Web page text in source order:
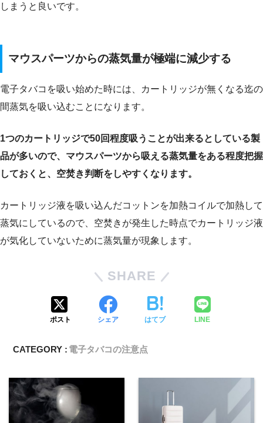
しまうと良いです。
マウスパーツからの蒸気量が極端に減少する
電子タバコを吸い始めた時には、カートリッジが無くなる迄の
間蒸気を吸い込むことになります。
1つのカートリッジで50回程度吸うことが出来るとしている製
品が多いので、マウスパーツから吸える蒸気量をある程度把握
しておくと、空焚き判断をしやすくなります。
カートリッジ液を吸い込んだコットンを加熱コイルで加熱して
蒸気にしているので、空焚きが発生した時点でカートリッジ液
が気化していないために蒸気量が現象します。
SHARE
ポスト シェア はてブ LINE
CATEGORY : 電子タバコの注意点